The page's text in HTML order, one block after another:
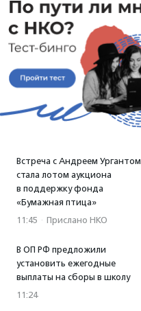
Встреча с Андреем Ургантом
стала лотом аукциона
в поддержку фонда
«Бумажная птица»
11:45 · Прислано НКО
В ОП РФ предложили
установить ежегодные
выплаты на сборы в школу
11:24